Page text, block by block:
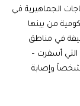
الجماهيرية في
من بينها
في مناطق
أسفرت –
المعلومات الواردة – عن مقتل أكثر من 20 شخصاً وإصابة